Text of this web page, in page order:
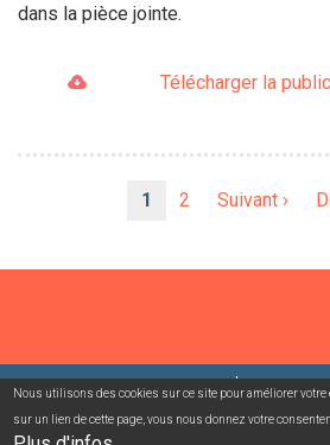
dans la pièce jointe.
Télécharger la
Page
1 Page
2
Page
Suivant ›
©2026 USACcgt Mentions
Nous utilisons des cookies sur ce site pour améliorer
sur un lien de cette page, vous nous donnez votre